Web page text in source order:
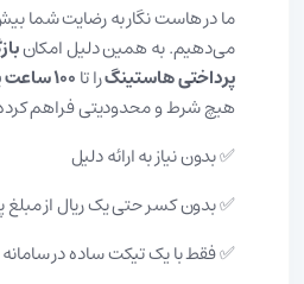
ما در هاست نگار به رضایت شما
می‌دهیم. به همین دلیل امکان
پرداختی هاستینگرا تا۱۰۰ ساعت پس از خرید
هیچ شرط و محدودیتی فراهم
✅ بدون نیاز به ارائه دلیل
✅ بدون کسر حتی یک ریال از مبلغ
✅ فقط با یک تیکت ساده در